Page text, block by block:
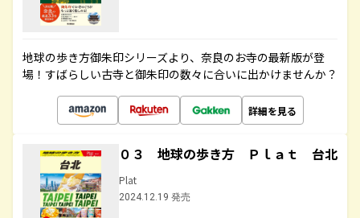
地球の歩き方御朱印シリーズより、奈良のお寺の最新版が登
場！すばらしい古寺と御朱印の数々に合いに出かけませんか？
詳細を見る
０３ 地球の歩き方 Ｐｌａｔ 台北
Plat
2024.12.19 発売